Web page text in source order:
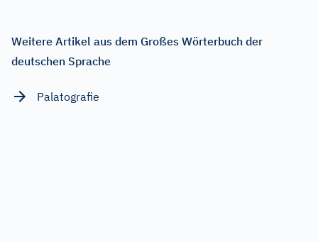
Weitere Artikel aus dem Großes Wörterbuch der
deutschen Sprache
Palatografie